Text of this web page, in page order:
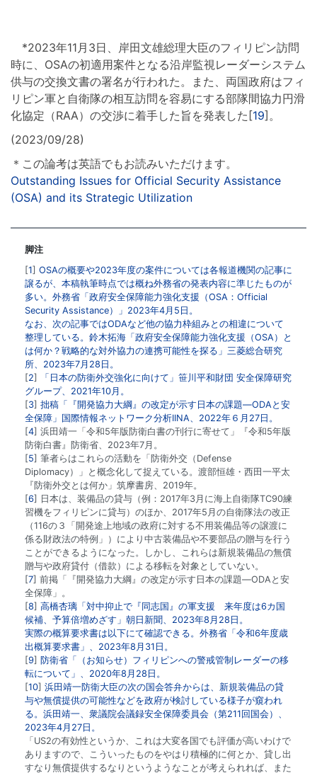
*2023年11月3日、岸田文雄総理大臣のフィリピン訪問
時に、OSAの初適用案件となる沿岸監視レーダーシステム
供与の交換文書の署名が行われた。また、両国政府はフィ
リピン軍と自衛隊の相互訪問を容易にする部隊間協力円滑
化協定（RAA）の交渉に着手した旨を発表した[19]。
(2023/09/28)
＊この論考は英語でもお読みいただけます。
Outstanding Issues for Official Security Assistance
(OSA) and its Strategic Utilization
脚注
1
OSAの概要や2023年度の案件については各報道機関の記事に
譲るが、本稿執筆時点では概ね外務省の発表内容に準じたものが
多い。外務省「政府安全保障能力強化支援（OSA：Official
Security Assistance）」2023年4月5日。
なお、次の記事ではODAなど他の協力枠組みとの相違について
整理している。鈴木拓海「政府安全保障能力強化支援（OSA）と
は何か？戦略的な対外協力の連携可能性を探る」三菱総合研究
所、2023年7月28日。
2
「日本の防衛外交強化に向けて」笹川平和財団 安全保障研究
グループ、2021年10月。
3 拙稿「『開発協力大綱』の改定が示す日本の課題―ODAと安
全保障」国際情報ネットワーク分析IINA、2022年６月27日。
4 浜田靖一「令和5年版防衛白書の刊行に寄せて」『令和5年版
防衛白書』防衛省、2023年7月。
5
筆者らはこれらの活動を「防衛外交（Defense
Diplomacy）」と概念化して捉えている。渡部恒雄・西田一平太
『防衛外交とは何か」筑摩書房、2019年。
6
日本は、装備品の貸与（例：2017年3月に海上自衛隊TC90練
習機をフィリピンに貸与）のほか、2017年5月の自衛隊法の改正
（116の３「開発途上地域の政府に対する不用装備品等の譲渡に
係る財政法の特例」）により中古装備品や不要部品の贈与を行う
ことができるようになった。しかし、これらは新規装備品の無償
贈与や政府貸付（借款）による移転を対象としていない。
7 前掲「『開発協力大綱』の改定が示す日本の課題―ODAと安
全保障」。
8
高橋杏璃「対中抑止で『同志国』の軍支援 来年度は6カ国
候補、予算倍増めざす」朝日新聞、2023年8月28日。
実際の概算要求書は以下にて確認できる。外務省「令和6年度歳
出概算要求書」、2023年8月31日。
9
防衛省「（お知らせ）フィリピンへの警戒管制レーダーの移
転について」、2020年8月28日。
10 浜田靖一防衛大臣の次の国会答弁からは、新規装備品の貸
与や無償提供の可能性などを政府が検討している様子が窺われ
る。浜田靖一、衆議院会議録安全保障委員会（第211回国会）、
2023年4月27日。
「US2の有効性というか、これは大変各国でも評価が高いわけで
ありますので、こういったものをやはり積極的に何とか、貸し出
すなり無償提供するなりというようなことが考えられれば、また